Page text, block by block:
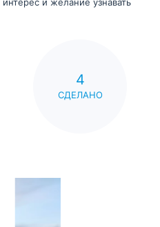
и желание узнавать
4
СДЕЛАНО